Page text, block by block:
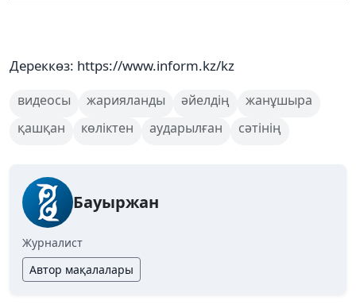
Дереккөз: https://www.inform.kz/kz
видеосы жарияланды әйелдің
жанұшыра
қашқан
көліктен аударылған сәтінің
Бауыржан
Журналист
Автор мақалалары